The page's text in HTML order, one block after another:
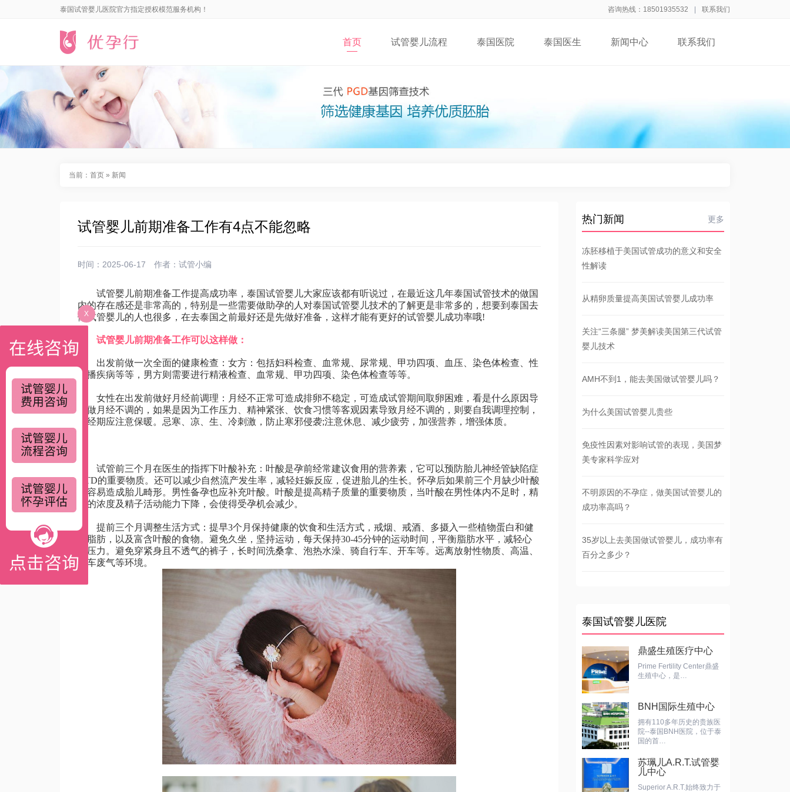
泰国试管婴儿医院官方指定授权模范服务机构！ 咨询热线：18501935532 联系我们
首页 试管婴儿流程 泰国医院 泰国医生 新闻中心 联系我们
当前： 首页 » 新闻
试管婴儿前期准备工作有4点不能忽略
时间：2025-06-17 作者： 试管小编
试管婴儿前期准备工作提高成功率，泰国试管婴儿大家应该都有听说过，在最近这几年泰国试管技术的做国
内的存在感还是非常高的，特别是一些需要做助孕的人对泰国试管婴儿技术的了解更是非常多的，想要到泰国去
做试管婴儿的人也很多，在去泰国之前最好还是先做好准备，这样才能有更好的试管婴儿成功率哦!
试管婴儿前期准备工作可以这样做：
出发前做一次全面的健康检查：女方：包括妇科检查、血常规、尿常规、甲功四项、血压、染色体检查、性
传播疾病等等，男方则需要进行精液检查、血常规、甲功四项、染色体检查等等。
女性在出发前做好月经前调理：月经不正常可造成排卵不稳定，可造成试管期间取卵困难，看是什么原因导
致做月经不调的，如果是因为工作压力、精神紧张、饮食习惯等客观因素导致月经不调的，则要自我调理控制，
在经期应注意保暖。忌寒、凉、生、冷刺激，防止寒邪侵袭;注意休息、减少疲劳，加强营养，增强体质。
试管前三个月在医生的指挥下叶酸补充：叶酸是孕前经常建议食用的营养素，它可以预防胎儿神经管缺陷症
NTD的重要物质。还可以减少自然流产发生率，减轻妊娠反应，促进胎儿的生长。怀孕后如果前三个月缺少叶酸
很容易造成胎儿畸形。男性备孕也应补充叶酸。叶酸是提高精子质量的重要物质，当叶酸在男性体内不足时，精
液的浓度及精子活动能力下降，会使得受孕机会减少。
提前三个月调整生活方式：提早3个月保持健康的饮食和生活方式，戒烟、戒酒、多摄入一些植物蛋白和健
康脂肪，以及富含叶酸的食物。避免久坐，坚持运动，每天保持30-45分钟的运动时间，平衡脂肪水平，减轻心
理压力。避免穿紧身且不透气的裤子，长时间洗桑拿、泡热水澡、骑自行车、开车等。远离放射性物质、高温、
汽车废气等环境。
热门新闻 更多
冻胚移植于美国试管成功的意义和安全
性解读
从精卵质量提高美国试管婴儿成功率
关注“三条腿” 梦美解读美国第三代试管
婴儿技术
AMH不到1，能去美国做试管婴儿吗？
为什么美国试管婴儿贵些
免疫性因素对影响试管的表现，美国梦
美专家科学应对
不明原因的不孕症，做美国试管婴儿的
成功率高吗？
35岁以上去美国做试管婴儿，成功率有
百分之多少？
泰国试管婴儿医院
鼎盛生殖医疗中心
Prime Fertility Center鼎盛
生殖中心，是…
BNH国际生殖中心
拥有110多年历史的贵族医
院--泰国BNH医院，位于泰
国的首…
苏珮儿A.R.T.试管婴
儿中心
Superior A.R.T.始终致力于
X